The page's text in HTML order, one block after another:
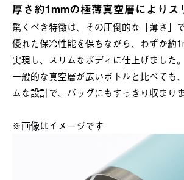
厚さ約1mmの極薄真空層によりス
驚くべき特徴は、その圧倒的な「薄さ」で
優れた保冷性能を保ちながら、わずか約
実現し、スリムなボディに仕上げました。
一般的な真空層が広いボトルと比べても
ムな設計で、バッグにもすっきり収まりま
※画像はイメージです